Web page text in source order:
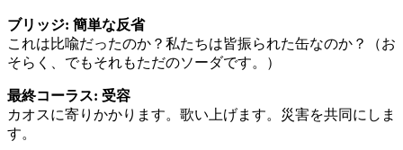
ブリッジ: 簡単な反省
これは比喩だったのか？私たちは皆振られた缶なのか？（お
そらく、でもそれもただのソーダです。）
最終コーラス: 受容
カオスに寄りかかります。歌い上げます。災害を共同にしま
す。